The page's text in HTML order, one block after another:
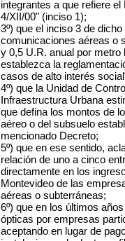
integrantes a que refiere
4/XII/00" (inciso 1);
3º) que el inciso 3 de
comunicaciones aéreas o
y 0,5 U.R. anual por metro
establezca la
casos de alto interés
4º) que la Unidad de
Infraestructura Urbana
que defina los montos de
aéreo o del subsuelo
mencionado Decreto;
5º) que en ese sentido,
relación de uno a cinco
directamente en los
Montevideo de las
aéreas o subterráneas;
6º) que en los últimos
ópticas por empresas
aceptando en lugar de